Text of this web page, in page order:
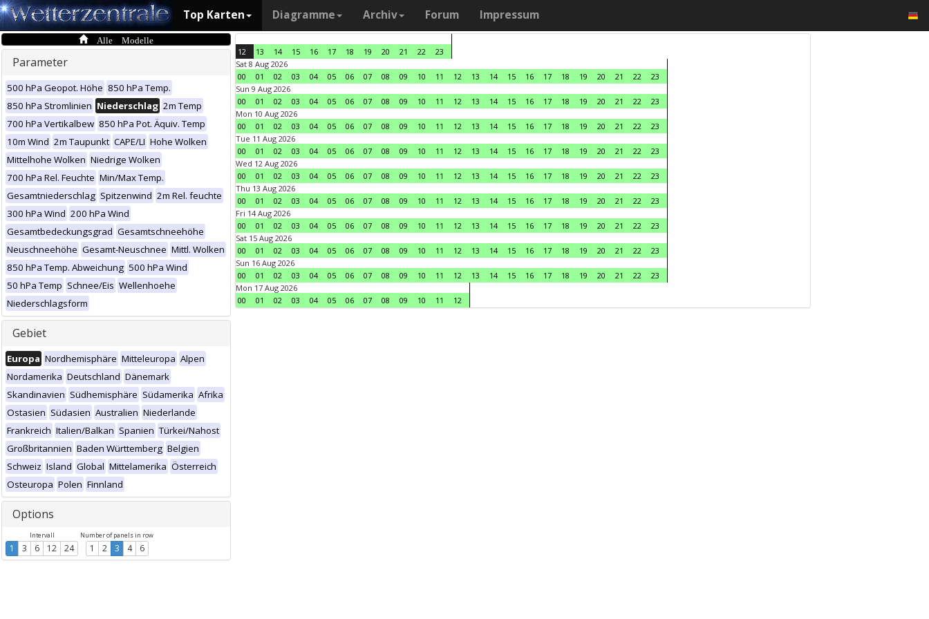
Top Karten Diagramme Archiv Forum Impressum
Alle Modelle
Parameter
500 hPa Geopot. Höhe 850 hPa Temp.
850 hPa Stromlinien Niederschlag 2m Temp
700 hPa Vertikalbew 850 hPa Pot. Äquiv. Temp
10m Wind 2m Taupunkt CAPE/LI Hohe Wolken
Mittelhohe Wolken Niedrige Wolken
700 hPa Rel. Feuchte Min/Max Temp.
Gesamtniederschlag Spitzenwind 2m Rel. feuchte
300 hPa Wind 200 hPa Wind
Gesamtbedeckungsgrad Gesamtschneehöhe
Neuschneehöhe Gesamt-Neuschnee Mittl. Wolken
850 hPa Temp. Abweichung 500 hPa Wind
50 hPa Temp Schnee/Eis Wellenhoehe
Niederschlagsform
Gebiet
Europa Nordhemisphäre Mitteleuropa Alpen
Nordamerika Deutschland Dänemark
Skandinavien Südhemisphäre Südamerika Afrika
Ostasien Südasien Australien Niederlande
Frankreich Italien/Balkan Spanien Türkei/Nahost
Großbritannien Baden Württemberg Belgien
Schweiz Island Global Mittelamerika Österreich
Osteuropa Polen Finnland
Options
Intervall
1 3 6 12 24
Number of panels in row
1 2 3 4 6
12 13 14 15 16 17 18 19 20 21 22
23
Sat 8 Aug 2026
00
01 02 03 04 05 06 07 08 09 10 11 12 13 14 15 16 17 18 19 20 21 22
23
Sun 9 Aug 2026
00
01 02 03 04 05 06 07 08 09 10 11 12 13 14 15 16 17 18 19 20 21 22
23
Mon 10 Aug 2026
00
01 02 03 04 05 06 07 08 09 10 11 12 13 14 15 16 17 18 19 20 21 22
23
Tue 11 Aug 2026
00
01 02 03 04 05 06 07 08 09 10 11 12 13 14 15 16 17 18 19 20 21 22
23
Wed 12 Aug 2026
00
01 02 03 04 05 06 07 08 09 10 11 12 13 14 15 16 17 18 19 20 21 22
23
Thu 13 Aug 2026
00
01 02 03 04 05 06 07 08 09 10 11 12 13 14 15 16 17 18 19 20 21 22
23
Fri 14 Aug 2026
00
01 02 03 04 05 06 07 08 09 10 11 12 13 14 15 16 17 18 19 20 21 22
23
Sat 15 Aug 2026
00
01 02 03 04 05 06 07 08 09 10 11 12 13 14 15 16 17 18 19 20 21 22
23
Sun 16 Aug 2026
00
01 02 03 04 05 06 07 08 09 10 11 12 13 14 15 16 17 18 19 20 21 22
23
Mon 17 Aug 2026
00
01 02 03 04 05 06 07 08 09 10 11 12